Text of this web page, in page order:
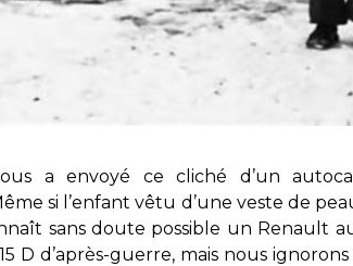
a envoyé ce cliché d’un
si l’enfant vêtu d’une veste de
sans doute possible un Renault
D d’après-guerre, mais nous